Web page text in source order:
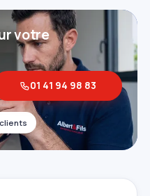
clients
votre
01 41 94 98 83